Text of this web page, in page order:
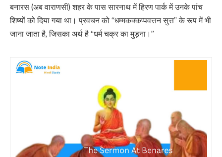
बनारस (अब वाराणसी) शहर के पास सारनाथ में हिरण पार्क में उनके पांच
शिष्यों को दिया गया था। प्रवचन को “धम्मकक्कप्पवत्तन सुत्त” के रूप में भी
जाना जाता है, जिसका अर्थ है “धर्म चक्र का मुड़ना।”